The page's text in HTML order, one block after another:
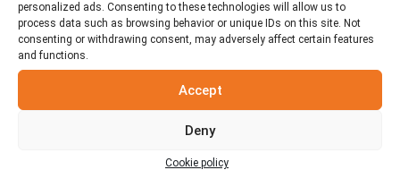
personalized ads. Consenting to these technologies will allow us to
process data such as browsing behavior or unique IDs on this site. Not
consenting or withdrawing consent, may adversely affect certain features
and functions.
Accept
Deny
Cookie policy